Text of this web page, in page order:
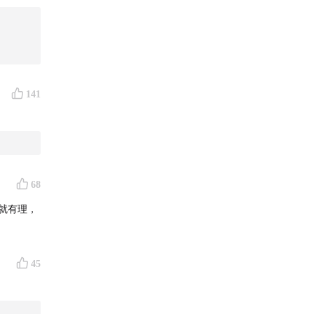
可以
入群
141
68
有理，
45